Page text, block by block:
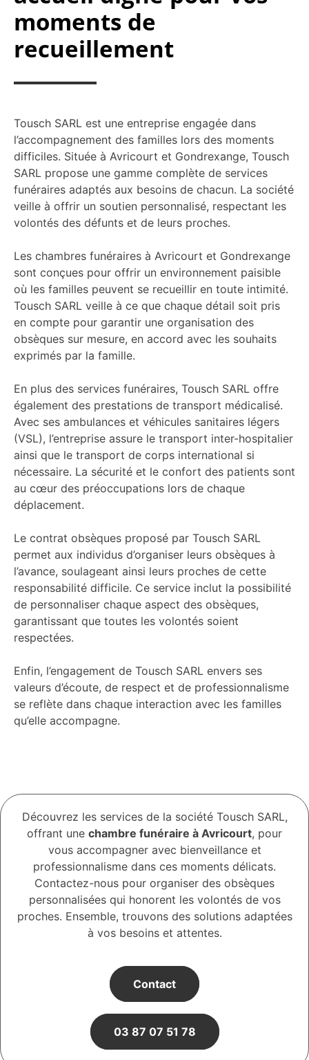
moments de
recueillement
Tousch SARL est une entreprise engagée dans
l’accompagnement des familles lors des moments
difficiles. Située à Avricourt et Gondrexange, Tousch
SARL propose une gamme complète de services
funéraires adaptés aux besoins de chacun. La société
veille à offrir un soutien personnalisé, respectant les
volontés des défunts et de leurs proches.
Les chambres funéraires à Avricourt et Gondrexange
sont conçues pour offrir un environnement paisible
où les familles peuvent se recueillir en toute intimité.
Tousch SARL veille à ce que chaque détail soit pris
en compte pour garantir une organisation des
obsèques sur mesure, en accord avec les souhaits
exprimés par la famille.
En plus des services funéraires, Tousch SARL offre
également des prestations de transport médicalisé.
Avec ses ambulances et véhicules sanitaires légers
(VSL), l’entreprise assure le transport inter-hospitalier
ainsi que le transport de corps international si
nécessaire. La sécurité et le confort des patients sont
au cœur des préoccupations lors de chaque
déplacement.
Le contrat obsèques proposé par Tousch SARL
permet aux individus d’organiser leurs obsèques à
l’avance, soulageant ainsi leurs proches de cette
responsabilité difficile. Ce service inclut la possibilité
de personnaliser chaque aspect des obsèques,
garantissant que toutes les volontés soient
respectées.
Enfin, l’engagement de Tousch SARL envers ses
valeurs d’écoute, de respect et de professionnalisme
se reflète dans chaque interaction avec les familles
qu’elle accompagne.
Découvrez les services de la société Tousch SARL,
offrant une chambre funéraire à Avricourt, pour
vous accompagner avec bienveillance et
professionnalisme dans ces moments délicats.
Contactez-nous pour organiser des obsèques
personnalisées qui honorent les volontés de vos
proches. Ensemble, trouvons des solutions adaptées
à vos besoins et attentes.
Contact
03 87 07 51 78